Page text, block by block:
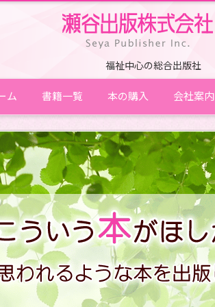
福祉中心の総合出版社
ム 書籍一覧 本の購入 会社案内